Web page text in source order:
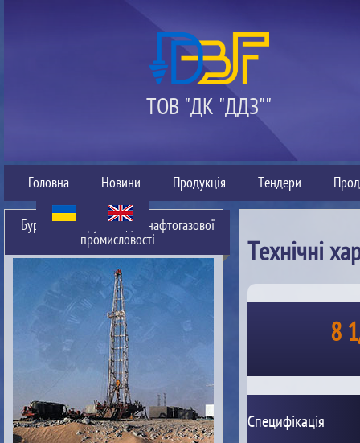
ТОВ "ДК "ДДЗ""
Головна Новини Продукція Тендери
Буровий інструмент для нафтогазової
промисловості Технічні
8
Специфікація